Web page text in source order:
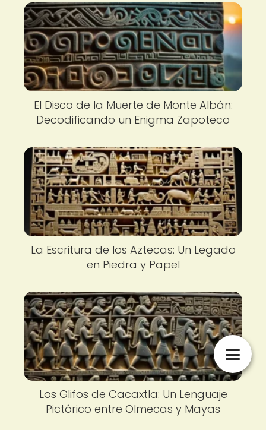
El Disco de la Muerte de Monte Albán:
Decodificando un Enigma Zapoteco
La Escritura de los Aztecas: Un Legado
en Piedra y Papel
Los Glifos de Cacaxtla: Un Lenguaje
Pictórico entre Olmecas y Mayas